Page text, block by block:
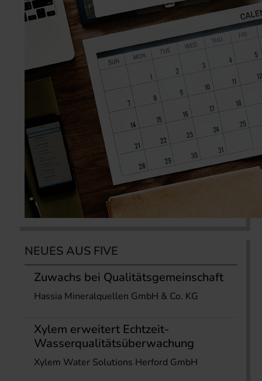
NEUES AUS FIVE
Zuwachs bei Qualitätsgemeinschaft
Hassia Mineralquellen GmbH & Co. KG
Xylem erweitert Echtzeit-
Wasserqualitätsüberwachung
Xylem Water Solutions Herford GmbH